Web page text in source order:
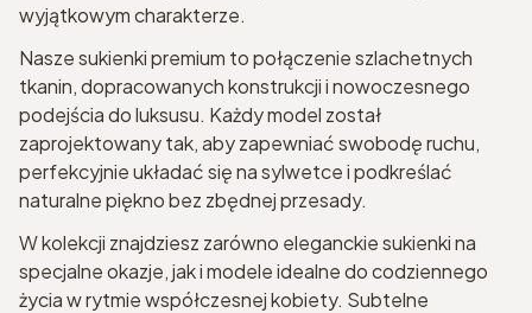
wyjątkowym charakterze.
Nasze sukienki premium to połączenie szlachetnych
tkanin, dopracowanych konstrukcji i nowoczesnego
podejścia do luksusu. Każdy model został
zaprojektowany tak, aby zapewniać swobodę ruchu,
perfekcyjnie układać się na sylwetce i podkreślać
naturalne piękno bez zbędnej przesady.
W kolekcji znajdziesz zarówno eleganckie sukienki na
specjalne okazje, jak i modele idealne do codziennego
życia w rytmie współczesnej kobiety. Subtelne